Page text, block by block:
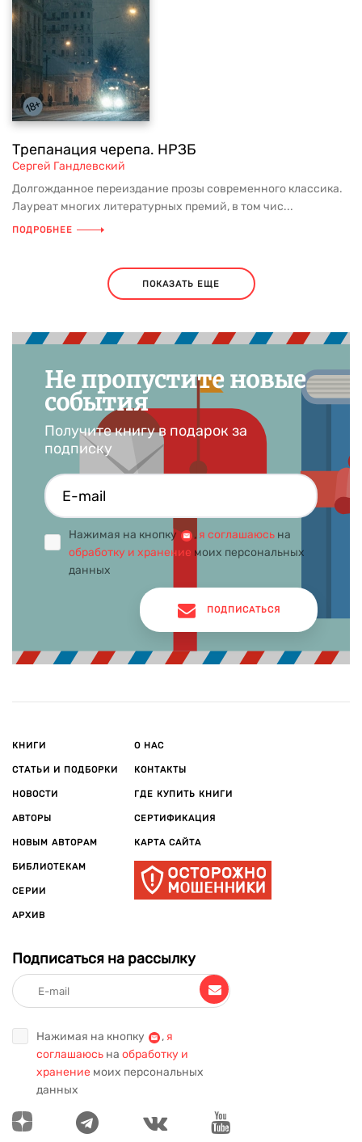
Трепанация черепа. НРЗБ
Сергей Гандлевский
Долгожданное переиздание прозы современного классика.
Лауреат многих литературных премий, в том чис...
ПОДРОБНЕЕ
ПОКАЗАТЬ ЕЩЕ
Не пропустите новые
события
Получите книгу в подарок за
подписку
Нажимая на кнопку , я соглашаюсь на
обработку и хранение моих персональных
данных
ПОДПИСАТЬСЯ
КНИГИ
СТАТЬИ И ПОДБОРКИ
НОВОСТИ
АВТОРЫ
НОВЫМ АВТОРАМ
БИБЛИОТЕКАМ
СЕРИИ
АРХИВ
О НАС
КОНТАКТЫ
ГДЕ КУПИТЬ КНИГИ
СЕРТИФИКАЦИЯ
КАРТА САЙТА
Подписаться на рассылку
Нажимая на кнопку , я
соглашаюсь на обработку и
хранение моих персональных
данных